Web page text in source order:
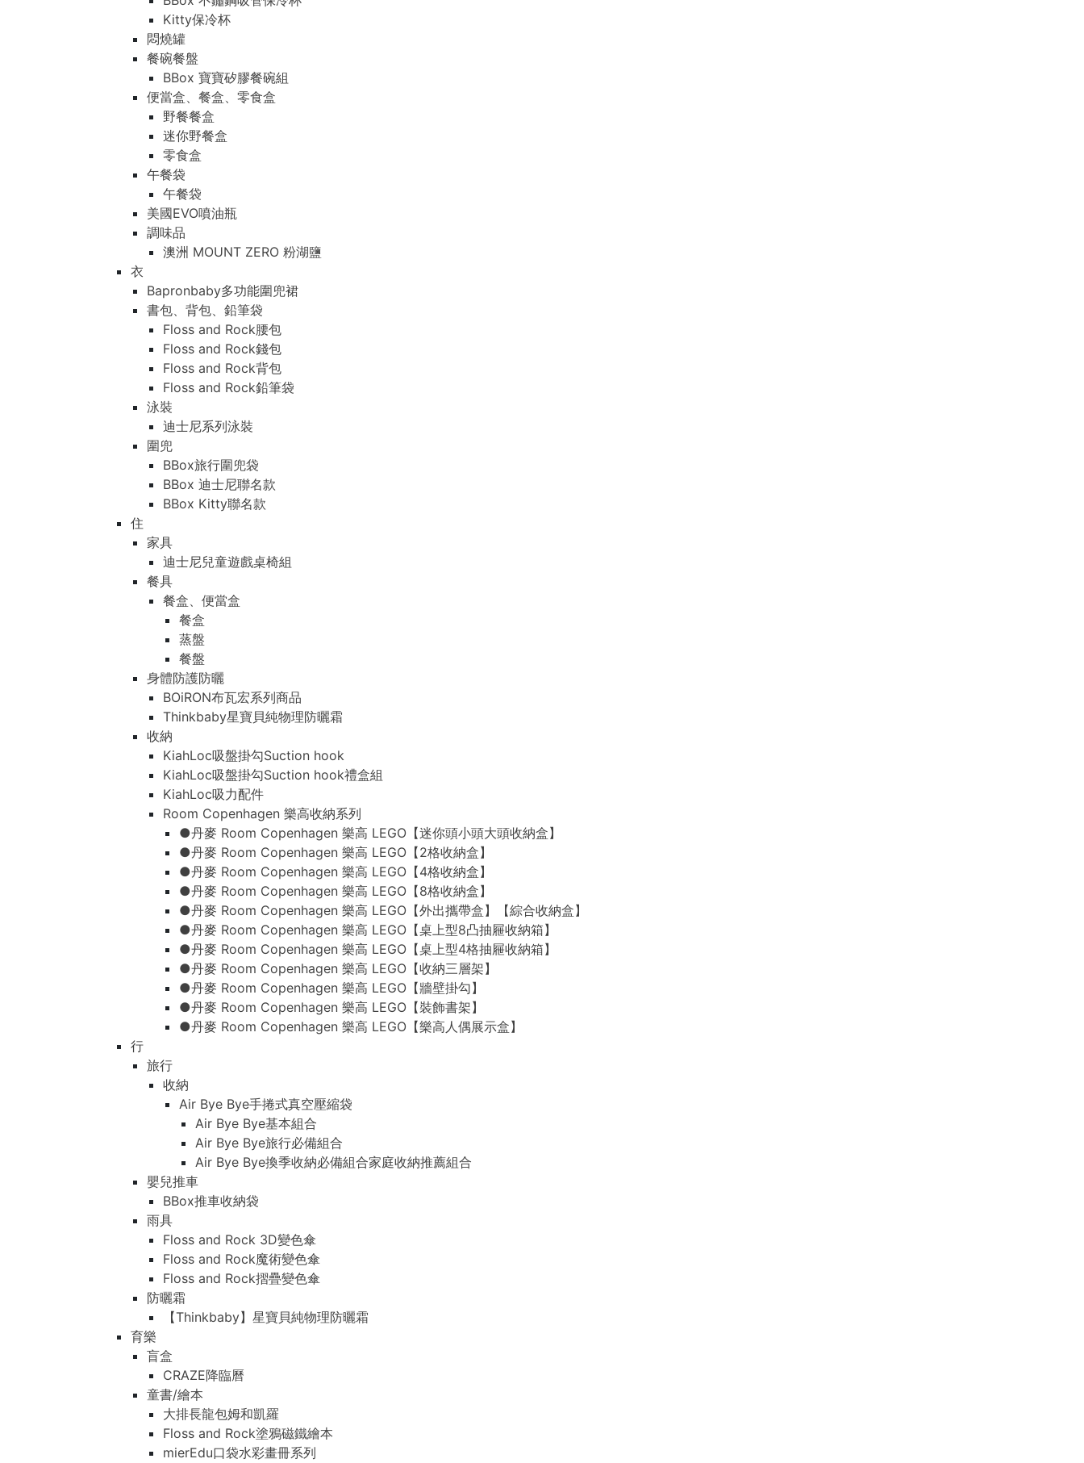
Kitty保冷杯
悶燒罐
餐碗餐盤
BBox 寶寶矽膠餐碗組
便當盒、餐盒、零食盒
野餐餐盒
迷你野餐盒
零食盒
午餐袋
午餐袋
美國EVO噴油瓶
調味品
澳洲 MOUNT ZERO 粉湖鹽
衣
Bapronbaby多功能圍兜裙
書包、背包、鉛筆袋
Floss and Rock腰包
Floss and Rock錢包
Floss and Rock背包
Floss and Rock鉛筆袋
泳裝
迪士尼系列泳裝
圍兜
BBox旅行圍兜袋
BBox 迪士尼聯名款
BBox Kitty聯名款
住
家具
迪士尼兒童遊戲桌椅組
餐具
餐盒、便當盒
餐盒
蒸盤
餐盤
身體防護防曬
BOiRON布瓦宏系列商品
Thinkbaby星寶貝純物理防曬霜
收納
KiahLoc吸盤掛勾Suction hook
KiahLoc吸盤掛勾Suction hook禮盒組
KiahLoc吸力配件
Room Copenhagen 樂高收納系列
●丹麥 Room Copenhagen 樂高 LEGO【迷你頭小頭大頭收納盒】
●丹麥 Room Copenhagen 樂高 LEGO【2格收納盒】
●丹麥 Room Copenhagen 樂高 LEGO【4格收納盒】
●丹麥 Room Copenhagen 樂高 LEGO【8格收納盒】
●丹麥 Room Copenhagen 樂高 LEGO【外出攜帶盒】【綜合收納盒】
●丹麥 Room Copenhagen 樂高 LEGO【桌上型8凸抽屜收納箱】
●丹麥 Room Copenhagen 樂高 LEGO【桌上型4格抽屜收納箱】
●丹麥 Room Copenhagen 樂高 LEGO【收納三層架】
●丹麥 Room Copenhagen 樂高 LEGO【牆壁掛勾】
●丹麥 Room Copenhagen 樂高 LEGO【裝飾書架】
●丹麥 Room Copenhagen 樂高 LEGO【樂高人偶展示盒】
行
旅行
收納
Air Bye Bye手捲式真空壓縮袋
Air Bye Bye基本組合
Air Bye Bye旅行必備組合
Air Bye Bye換季收納必備組合家庭收納推薦組合
嬰兒推車
BBox推車收納袋
雨具
Floss and Rock 3D變色傘
Floss and Rock魔術變色傘
Floss and Rock摺疊變色傘
防曬霜
【Thinkbaby】星寶貝純物理防曬霜
育樂
盲盒
CRAZE降臨曆
童書/繪本
大排長龍包姆和凱羅
Floss and Rock塗鴉磁鐵繪本
mierEdu口袋水彩畫冊系列